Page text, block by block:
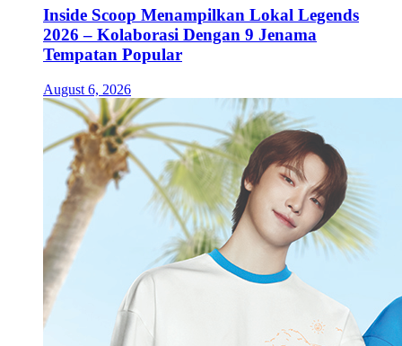
Inside Scoop Menampilkan Lokal Legends
2026 – Kolaborasi Dengan 9 Jenama
Tempatan Popular
August 6, 2026